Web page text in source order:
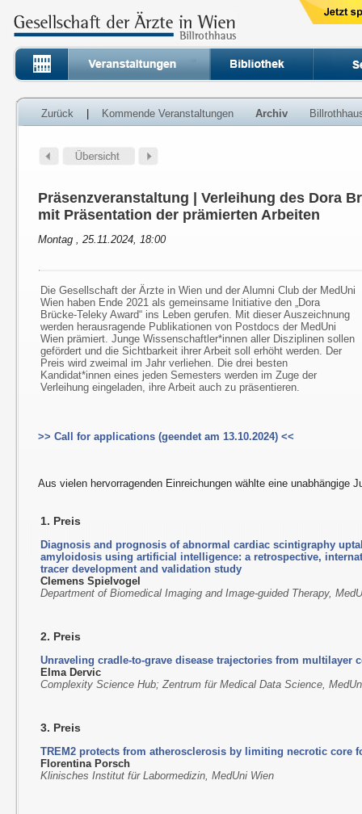
Zurück Kommende Veranstaltungen Archiv
Präsenzveranstaltung | Verleihung des Dora
mit Präsentation der prämierten Arbeiten
Montag , 25.11.2024, 18:00
Die Gesellschaft der Ärzte in Wien und der Alumni Club der MedUni
Wien haben Ende 2021 als gemeinsame Initiative den „Dora
Brücke-Teleky Award“ ins Leben gerufen. Mit dieser Auszeichnung
werden herausragende Publikationen von Postdocs der MedUni
Wien prämiert. Junge Wissenschaftler*innen aller Disziplinen sollen
gefördert und die Sichtbarkeit ihrer Arbeit soll erhöht werden. Der
Preis wird zweimal im Jahr verliehen. Die drei besten
Kandidat*innen eines jeden Semesters werden im Zuge der
Verleihung eingeladen, ihre Arbeit auch zu präsentieren.
>> Call for applications (geendet am 13.10.2024) <<
Aus vielen hervorragenden Einreichungen wählte eine unabhängige
1. Preis
Diagnosis and prognosis of abnormal cardiac scintigraphy
amyloidosis using artificial intelligence: a retrospective,
tracer development and validation study
Clemens Spielvogel
Department of Biomedical Imaging and Image-guided Therapy,
2. Preis
Unraveling cradle-to-grave disease trajectories from multilayer
Elma Dervic
Complexity Science Hub; Zentrum für Medical Data Science,
3. Preis
TREM2 protects from atherosclerosis by limiting necrotic core
Florentina Porsch
Klinisches Institut für Labormedizin, MedUni Wien